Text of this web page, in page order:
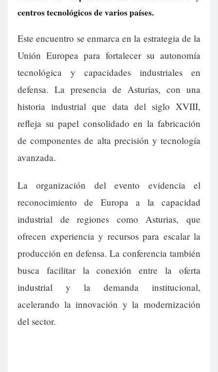
centros tecnológicos de varios países.
Este encuentro se enmarca en la estrategia de la
Unión Europea para fortalecer su autonomía
tecnológica y capacidades industriales en
defensa. La presencia de Asturias, con una
historia industrial que data del siglo XVIII,
refleja su papel consolidado en la fabricación
de componentes de alta precisión y tecnología
avanzada.
La organización del evento evidencia el
reconocimiento de Europa a la capacidad
industrial de regiones como Asturias, que
ofrecen experiencia y recursos para escalar la
producción en defensa. La conferencia también
busca facilitar la conexión entre la oferta
industrial y la demanda institucional,
acelerando la innovación y la modernización
del sector.